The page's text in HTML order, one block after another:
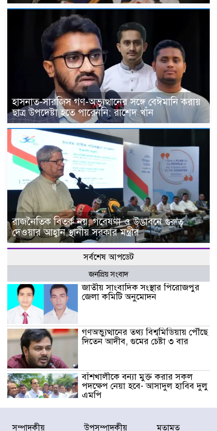
হাসনাত-সারজিস গণ-অভ্যুত্থানের সঙ্গে বেঈমানি করায়
ছাত্র উপদেষ্টা হতে পারেননি: রাশেদ খাঁন
রাজনৈতিক বিতর্ক নয়, গবেষণা ও উদ্ভাবনে গুরুত্ব
দেওয়ার আহ্বান স্থানীয় সরকার মন্ত্রীর
সর্বশেষ আপডেট
জনপ্রিয় সংবাদ
জাতীয় সাংবাদিক সংস্থার পিরোজপুর
জেলা কমিটি অনুমোদন
গণঅভ্যুত্থানের তথ্য বিশ্বমিডিয়ায় পৌঁছে
দিতেন আদীব, গুমের চেষ্টা ৩ বার
বাঁশখালীকে বন্যা মুক্ত করার সকল
পদক্ষেপ নেয়া হবে- আসাদুল হাবিব দুলু
এমপি
বিদ্যুৎ-জ্বালানি খাতে অস্থিরতা তৈরির
সম্পাদকীয় উপসম্পাদকীয় মতামত